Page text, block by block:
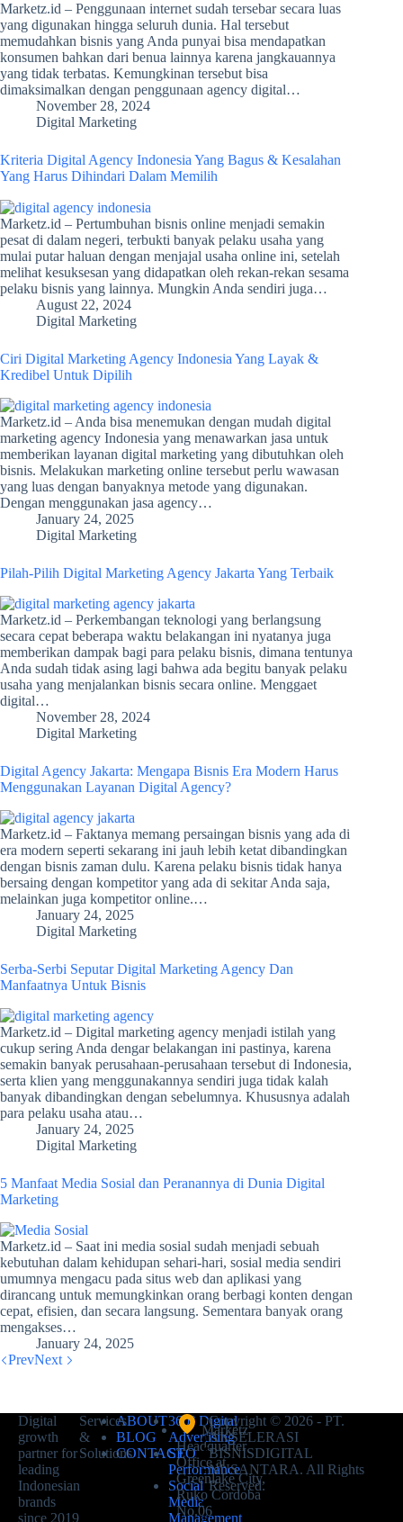
Marketz.id – Penggunaan internet sudah tersebar secara luas
yang digunakan hingga seluruh dunia. Hal tersebut
memudahkan bisnis yang Anda punyai bisa mendapatkan
konsumen bahkan dari benua lainnya karena jangkauannya
yang tidak terbatas. Kemungkinan tersebut bisa
dimaksimalkan dengan penggunaan agency digital…
November 28, 2024
Digital Marketing
Kriteria Digital Agency Indonesia Yang Bagus & Kesalahan
Yang Harus Dihindari Dalam Memilih
Marketz.id – Pertumbuhan bisnis online menjadi semakin
pesat di dalam negeri, terbukti banyak pelaku usaha yang
mulai putar haluan dengan menjajal usaha online ini, setelah
melihat kesuksesan yang didapatkan oleh rekan-rekan sesama
pelaku bisnis yang lainnya. Mungkin Anda sendiri juga…
August 22, 2024
Digital Marketing
Ciri Digital Marketing Agency Indonesia Yang Layak &
Kredibel Untuk Dipilih
Marketz.id – Anda bisa menemukan dengan mudah digital
marketing agency Indonesia yang menawarkan jasa untuk
memberikan layanan digital marketing yang dibutuhkan oleh
bisnis. Melakukan marketing online tersebut perlu wawasan
yang luas dengan banyaknya metode yang digunakan.
Dengan menggunakan jasa agency…
January 24, 2025
Digital Marketing
Pilah-Pilih Digital Marketing Agency Jakarta Yang Terbaik
Marketz.id – Perkembangan teknologi yang berlangsung
secara cepat beberapa waktu belakangan ini nyatanya juga
memberikan dampak bagi para pelaku bisnis, dimana tentunya
Anda sudah tidak asing lagi bahwa ada begitu banyak pelaku
usaha yang menjalankan bisnis secara online. Menggaet
digital…
November 28, 2024
Digital Marketing
Digital Agency Jakarta: Mengapa Bisnis Era Modern Harus
Menggunakan Layanan Digital Agency?
Marketz.id – Faktanya memang persaingan bisnis yang ada di
era modern seperti sekarang ini jauh lebih ketat dibandingkan
dengan bisnis zaman dulu. Karena pelaku bisnis tidak hanya
bersaing dengan kompetitor yang ada di sekitar Anda saja,
melainkan juga kompetitor online.…
January 24, 2025
Digital Marketing
Serba-Serbi Seputar Digital Marketing Agency Dan
Manfaatnya Untuk Bisnis
Marketz.id – Digital marketing agency menjadi istilah yang
cukup sering Anda dengar belakangan ini pastinya, karena
semakin banyak perusahaan-perusahaan tersebut di Indonesia,
serta klien yang menggunakannya sendiri juga tidak kalah
banyak dibandingkan dengan sebelumnya. Khususnya adalah
para pelaku usaha atau…
January 24, 2025
Digital Marketing
5 Manfaat Media Sosial dan Peranannya di Dunia Digital
Marketing
Marketz.id – Saat ini media sosial sudah menjadi sebuah
kebutuhan dalam kehidupan sehari-hari, sosial media sendiri
umumnya mengacu pada situs web dan aplikasi yang
dirancang untuk memungkinkan orang berbagi konten dengan
cepat, efisien, dan secara langsung. Sementara banyak orang
mengakses…
January 24, 2025
PrevNext
Digital
growth
partner for
leading
Indonesian
brands
since 2019
ABOUT
BLOG
CONTACT
Services
&
Solutions
360° Digital
Advertising
SEO
Performance
Social
Media
Management
Marketz
Headquarter
Office at
Greenlake City,
Ruko Cordoba
No.06
Copyright © 2026 - PT.
AKSELERASI
BISNISDIGITAL
NUSANTARA. All Rights
Reserved.